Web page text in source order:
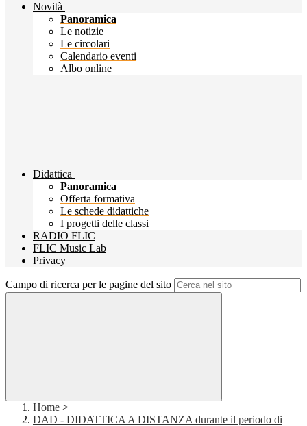
Novità
Panoramica
Le notizie
Le circolari
Calendario eventi
Albo online
Didattica
Panoramica
Offerta formativa
Le schede didattiche
I progetti delle classi
RADIO FLIC
FLIC Music Lab
Privacy
Campo di ricerca per le pagine del sito
Home >
DAD - DIDATTICA A DISTANZA durante il periodo di